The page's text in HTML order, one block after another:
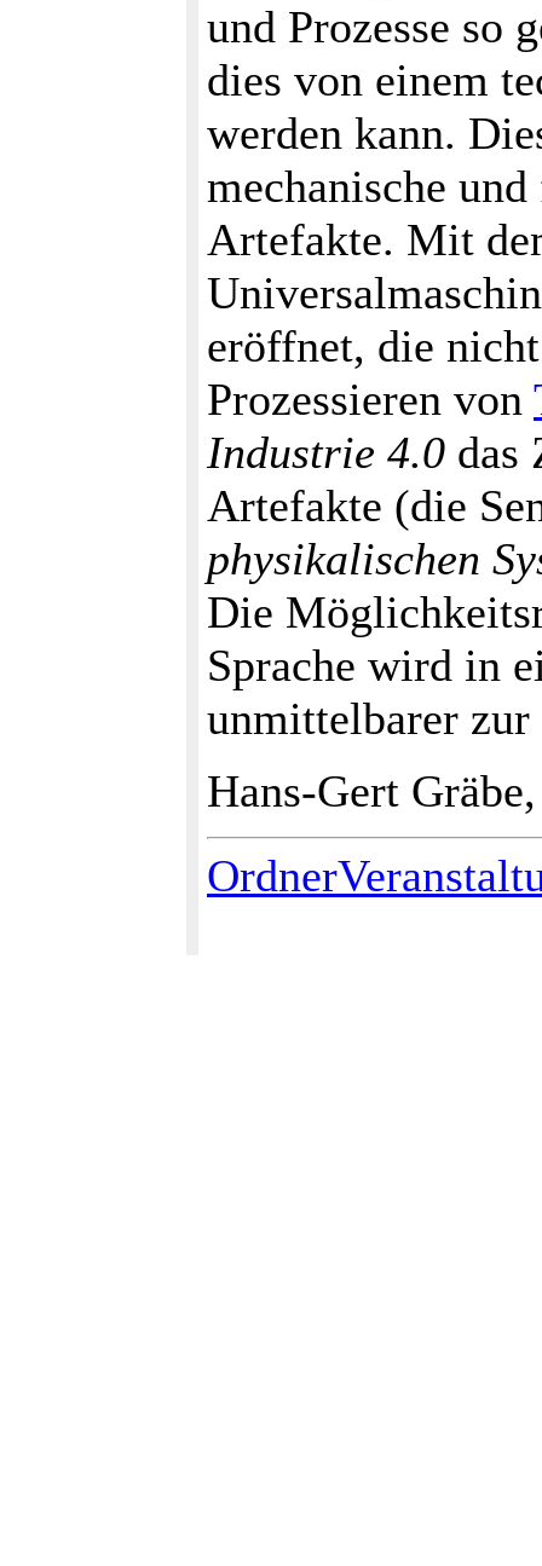
und Prozesse so
dies von einem
werden kann.
mechanische
Artefakte. Mit
eröffnet, die
Prozessieren von
Industrie 4.0 das
Artefakte (die
physikalischen
Die
Sprache wird in
unmittelbarer
Hans-Gert